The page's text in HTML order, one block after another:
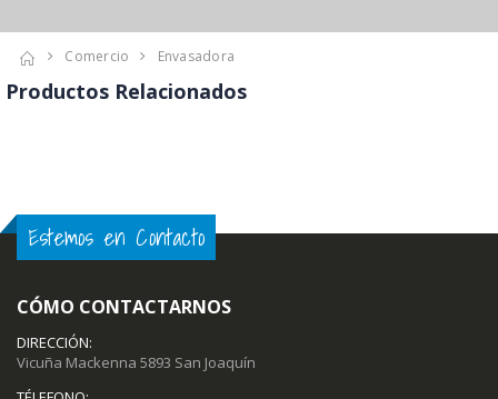
Comercio Envasadora
Productos Relacionados
Estemos en Contacto
CÓMO CONTACTARNOS
DIRECCIÓN:
Vicuña Mackenna 5893 San Joaquín